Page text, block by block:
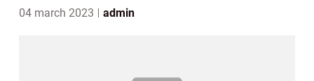
04 march 2023 admin